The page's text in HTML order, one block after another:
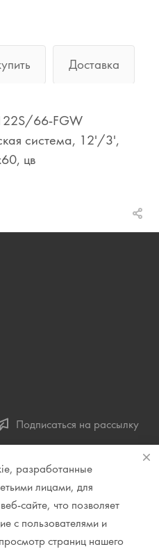
Доставка
66-FGW
система, 12'/3',
цв
Подписаться на рассылку
д. 98, салон 27, ТЦ
вход с ул. Куйбышева
разработанные
лицами, для
сайте, что позволяет
с пользователями и
страниц нашего